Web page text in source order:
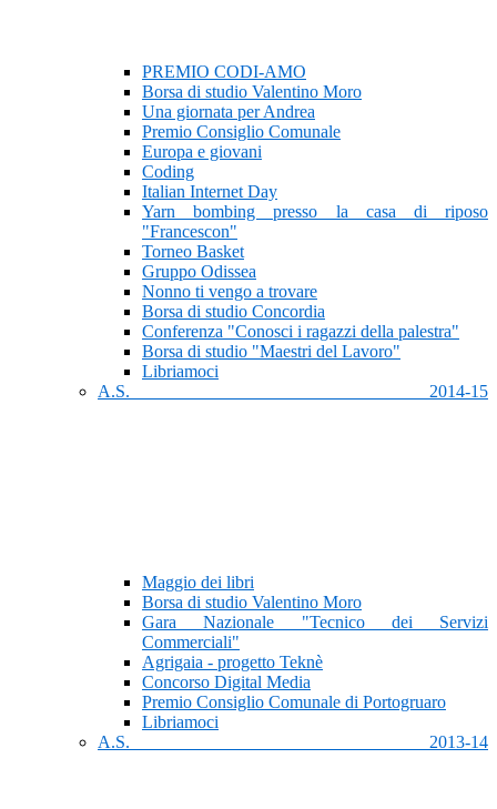
PREMIO CODI-AMO
Borsa di studio Valentino Moro
Una giornata per Andrea
Premio Consiglio Comunale
Europa e giovani
Coding
Italian Internet Day
Yarn bombing presso la casa di riposo
"Francescon"
Torneo Basket
Gruppo Odissea
Nonno ti vengo a trovare
Borsa di studio Concordia
Conferenza "Conosci i ragazzi della palestra"
Borsa di studio "Maestri del Lavoro"
Libriamoci
A.S. 2014-15
Maggio dei libri
Borsa di studio Valentino Moro
Gara Nazionale "Tecnico dei Servizi
Commerciali"
Agrigaia - progetto Teknè
Concorso Digital Media
Premio Consiglio Comunale di Portogruaro
Libriamoci
A.S. 2013-14